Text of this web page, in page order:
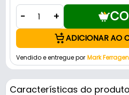
- +
ADICIONAR AO
Vendido e entregue por Mark
Características do produto